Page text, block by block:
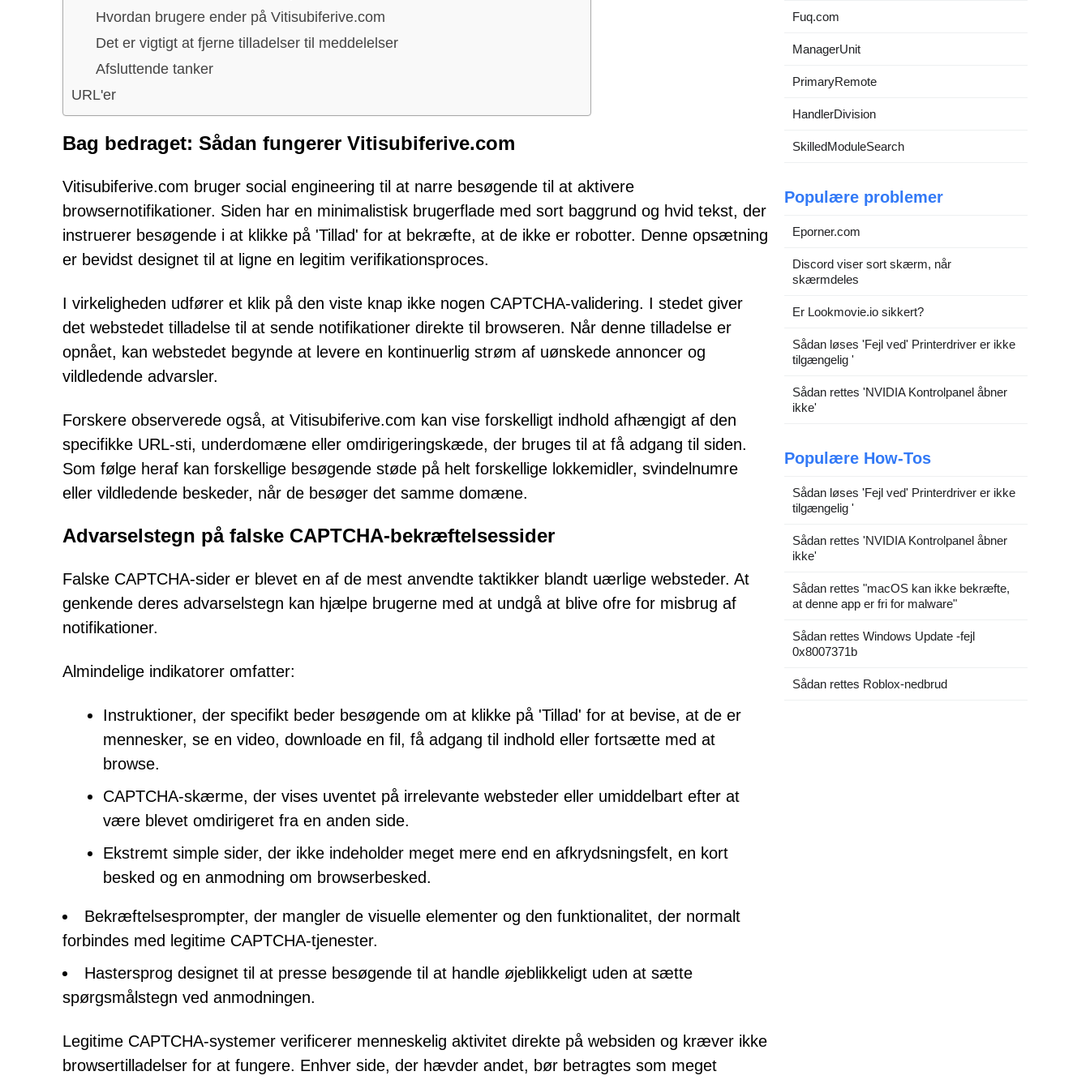
Hvordan brugere ender på Vitisubiferive.com
Det er vigtigt at fjerne tilladelser til meddelelser
Afsluttende tanker
URL'er
Bag bedraget: Sådan fungerer Vitisubiferive.com
Vitisubiferive.com bruger social engineering til at narre besøgende til at aktivere
browsernotifikationer. Siden har en minimalistisk brugerflade med sort baggrund og hvid tekst, der
instruerer besøgende i at klikke på 'Tillad' for at bekræfte, at de ikke er robotter. Denne opsætning
er bevidst designet til at ligne en legitim verifikationsproces.
I virkeligheden udfører et klik på den viste knap ikke nogen CAPTCHA-validering. I stedet giver
det webstedet tilladelse til at sende notifikationer direkte til browseren. Når denne tilladelse er
opnået, kan webstedet begynde at levere en kontinuerlig strøm af uønskede annoncer og
vildledende advarsler.
Forskere observerede også, at Vitisubiferive.com kan vise forskelligt indhold afhængigt af den
specifikke URL-sti, underdomæne eller omdirigeringskæde, der bruges til at få adgang til siden.
Som følge heraf kan forskellige besøgende støde på helt forskellige lokkemidler, svindelnumre
eller vildledende beskeder, når de besøger det samme domæne.
Advarselstegn på falske CAPTCHA-bekræftelsessider
Falske CAPTCHA-sider er blevet en af de mest anvendte taktikker blandt uærlige websteder. At
genkende deres advarselstegn kan hjælpe brugerne med at undgå at blive ofre for misbrug af
notifikationer.
Almindelige indikatorer omfatter:
Instruktioner, der specifikt beder besøgende om at klikke på 'Tillad' for at bevise, at de er
mennesker, se en video, downloade en fil, få adgang til indhold eller fortsætte med at
browse.
CAPTCHA-skærme, der vises uventet på irrelevante websteder eller umiddelbart efter at
være blevet omdirigeret fra en anden side.
Ekstremt simple sider, der ikke indeholder meget mere end en afkrydsningsfelt, en kort
besked og en anmodning om browserbesked.
Bekræftelsesprompter, der mangler de visuelle elementer og den funktionalitet, der normalt
forbindes med legitime CAPTCHA-tjenester.
Hastersprog designet til at presse besøgende til at handle øjeblikkeligt uden at sætte
spørgsmålstegn ved anmodningen.
Legitime CAPTCHA-systemer verificerer menneskelig aktivitet direkte på websiden og kræver ikke
browsertilladelser for at fungere. Enhver side, der hævder andet, bør betragtes som meget
Fuq.com
ManagerUnit
PrimaryRemote
HandlerDivision
SkilledModuleSearch
Populære problemer
Eporner.com
Discord viser sort skærm, når
skærmdeles
Er Lookmovie.io sikkert?
Sådan løses 'Fejl ved' Printerdriver er ikke
tilgængelig '
Sådan rettes 'NVIDIA Kontrolpanel åbner
ikke'
Populære How-Tos
Sådan løses 'Fejl ved' Printerdriver er ikke
tilgængelig '
Sådan rettes 'NVIDIA Kontrolpanel åbner
ikke'
Sådan rettes "macOS kan ikke bekræfte,
at denne app er fri for malware"
Sådan rettes Windows Update -fejl
0x8007371b
Sådan rettes Roblox-nedbrud